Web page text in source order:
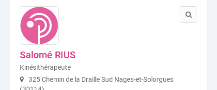
Salomé RIUS
Kinésithérapeute
325 Chemin de la Draille Sud Nages-et-Solorgues